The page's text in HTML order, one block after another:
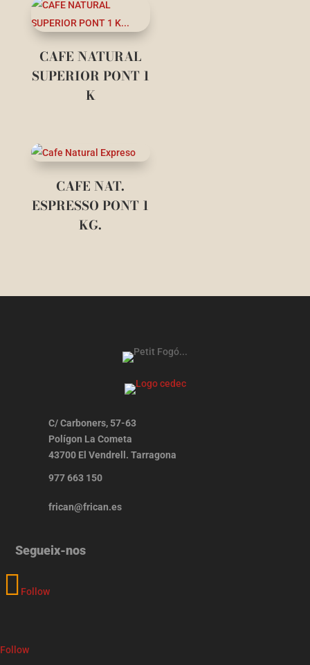
CAFE NATURAL
SUPERIOR PONT 1
K
CAFE NAT.
ESPRESSO PONT 1
KG.
C/ Carboners, 57-63
Polígon La Cometa
43700 El Vendrell. Tarragona
977 663 150
frican@frican.es
Segueix-nos
Follow
Follow